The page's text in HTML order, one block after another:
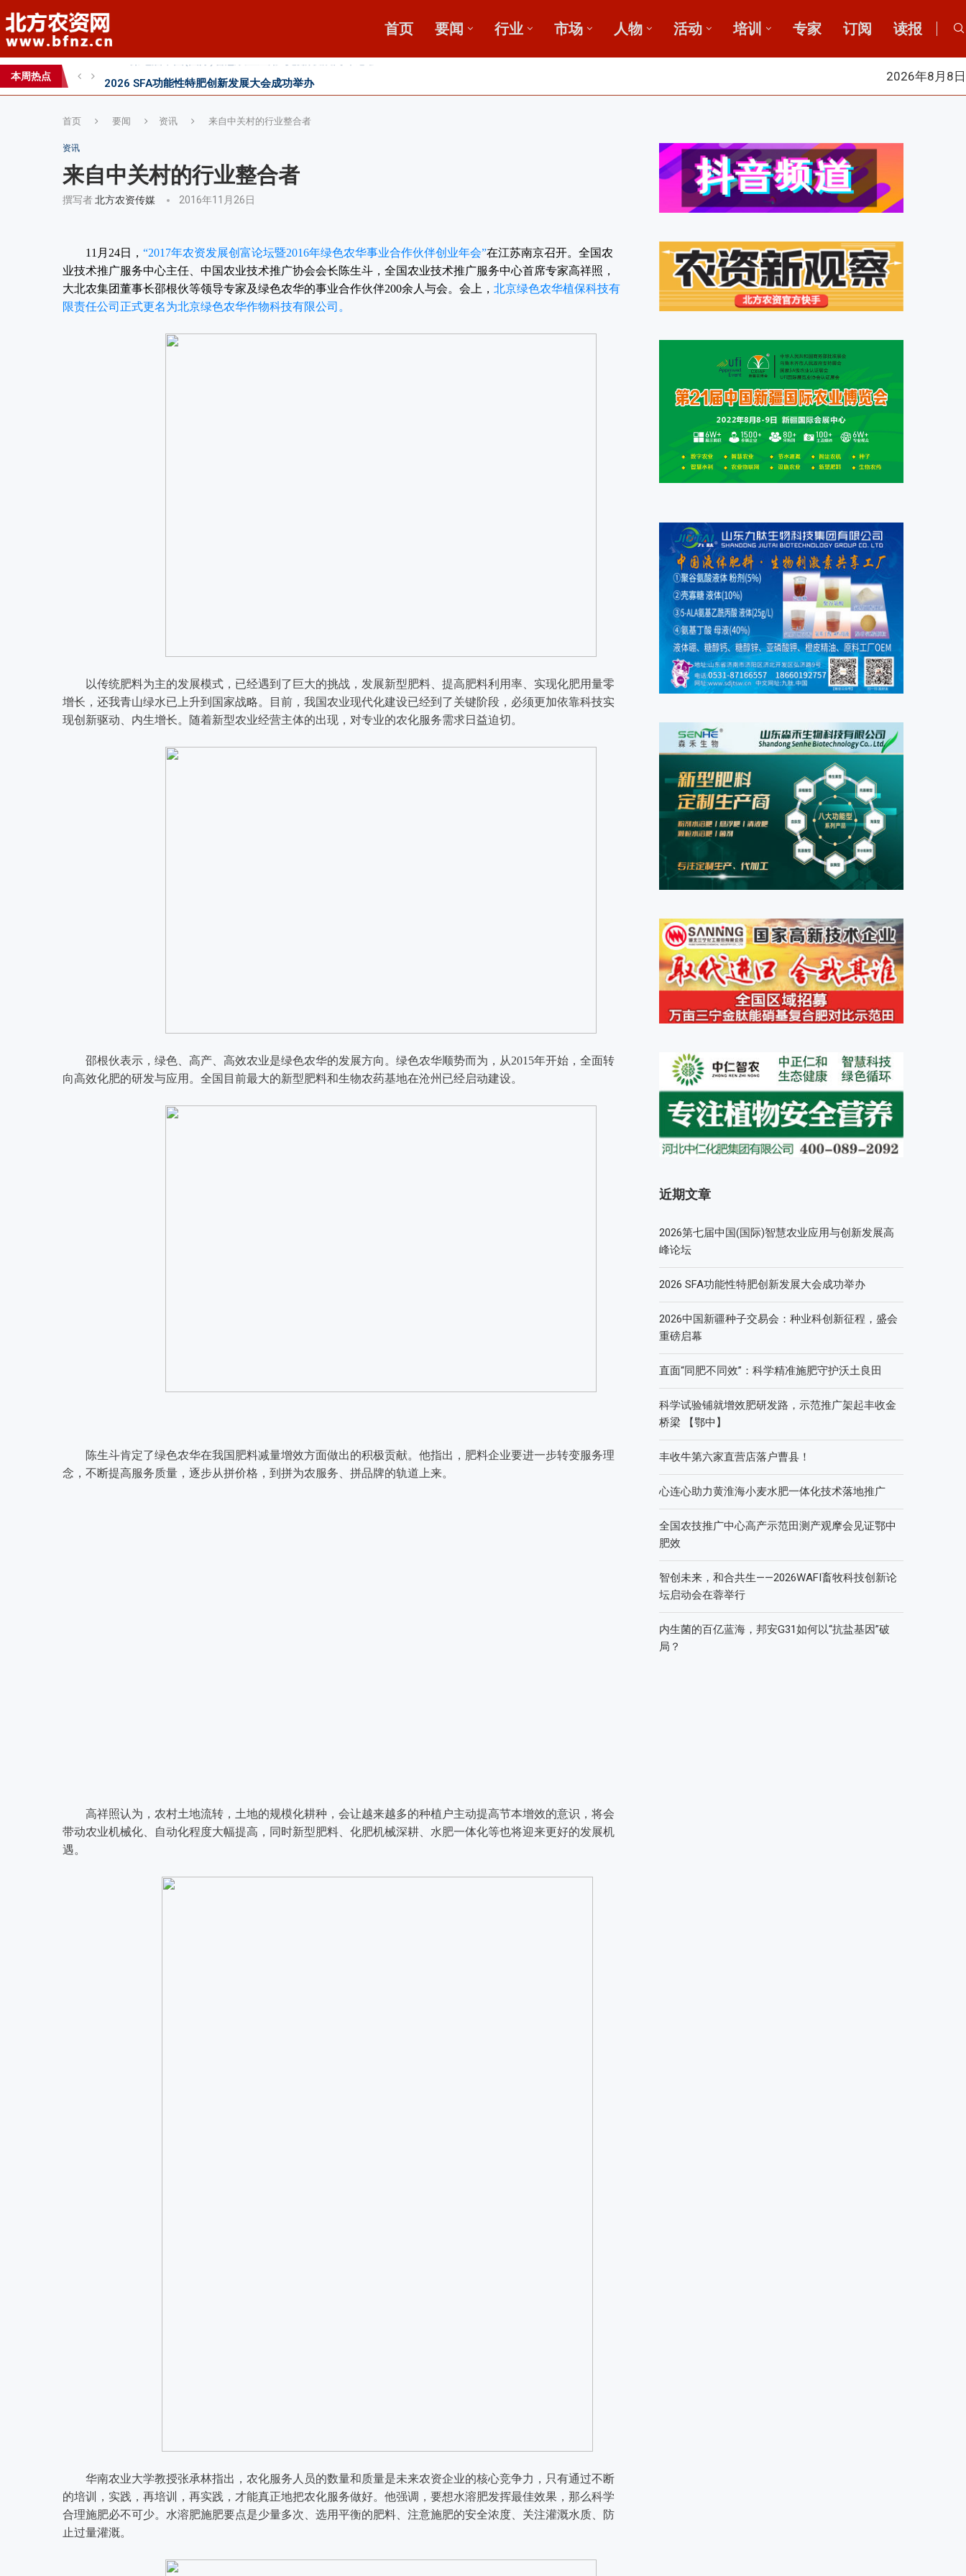
首页 要闻 行业 市场 人物 活动 培训 专家 订阅 读报
本周热点
直面“同肥不同效”：科学精准施肥守护沃土良田
科学试验铺就增效肥研发路，示范推广架起丰收金桥梁 【鄂中】
2026年8月8日
首页 要闻 资讯 来自中关村的行业整合者
资讯
来自中关村的行业整合者
撰写者北方农资传媒 2016年11月26日
11月24日， “2017年农资发展创富论坛暨2016年绿色农华事业合作伙伴创业年会”在江苏南京召开。全国农
业技术推广服务中心主任、中国农业技术推广协会会长陈生斗，全国农业技术推广服务中心首席专家高祥照，
大北农集团董事长邵根伙等领导专家及绿色农华的事业合作伙伴200余人与会。会上， 北京绿色农华植保科技有
限责任公司正式更名为北京绿色农华作物科技有限公司。
以传统肥料为主的发展模式，已经遇到了巨大的挑战，发展新型肥料、提高肥料利用率、实现化肥用量零
增长，还我青山绿水已上升到国家战略。目前，我国农业现代化建设已经到了关键阶段，必须更加依靠科技实
现创新驱动、内生增长。随着新型农业经营主体的出现，对专业的农化服务需求日益迫切。
邵根伙表示，绿色、高产、高效农业是绿色农华的发展方向。绿色农华顺势而为，从2015年开始，全面转
向高效化肥的研发与应用。全国目前最大的新型肥料和生物农药基地在沧州已经启动建设。
陈生斗肯定了绿色农华在我国肥料减量增效方面做出的积极贡献。他指出，肥料企业要进一步转变服务理
念，不断提高服务质量，逐步从拼价格，到拼为农服务、拼品牌的轨道上来。
高祥照认为，农村土地流转，土地的规模化耕种，会让越来越多的种植户主动提高节本增效的意识，将会
带动农业机械化、自动化程度大幅提高，同时新型肥料、化肥机械深耕、水肥一体化等也将迎来更好的发展机
遇。
华南农业大学教授张承林指出，农化服务人员的数量和质量是未来农资企业的核心竞争力，只有通过不断
的培训，实践，再培训，再实践，才能真正地把农化服务做好。他强调，要想水溶肥发挥最佳效果，那么科学
合理施肥必不可少。水溶肥施肥要点是少量多次、选用平衡的肥料、注意施肥的安全浓度、关注灌溉水质、防
止过量灌溉。
近期文章
2026第七届中国(国际)智慧农业应用与创新发展高
峰论坛
2026 SFA功能性特肥创新发展大会成功举办
2026中国新疆种子交易会：种业科创新征程，盛会
重磅启幕
直面“同肥不同效”：科学精准施肥守护沃土良田
科学试验铺就增效肥研发路，示范推广架起丰收金
桥梁 【鄂中】
丰收牛第六家直营店落户曹县！
心连心助力黄淮海小麦水肥一体化技术落地推广
全国农技推广中心高产示范田测产观摩会见证鄂中
肥效
智创未来，和合共生——2026WAFI畜牧科技创新论
坛启动会在蓉举行
内生菌的百亿蓝海，邦安G31如何以“抗盐基因”破
局？